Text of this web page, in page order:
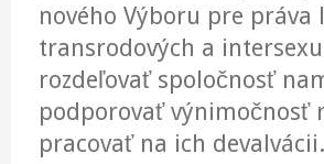
nového Výboru pre práva
transrodových a
rozdeľovať spoločnosť
podporovať výnimočnosť
pracovať na ich devalvácii.